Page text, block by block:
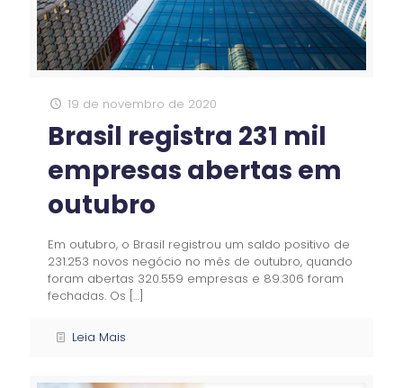
19 de novembro de 2020
Brasil registra 231 mil
empresas abertas em
outubro
Em outubro, o Brasil registrou um saldo positivo de
231.253 novos negócio no mês de outubro, quando
foram abertas 320.559 empresas e 89.306 foram
fechadas. Os […]
Leia Mais